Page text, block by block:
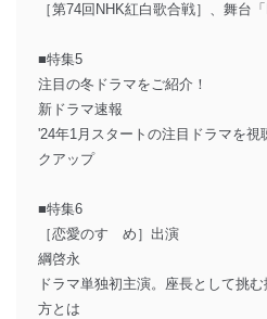
［第74回NHK紅白歌合戦］、舞台
■特集5
注目の冬ドラマをご紹介！
新ドラマ速報
'24年1月スタートの注目ドラマを視
クアップ
■特集6
［恋愛のすゝめ］出演
綱啓永
ドラマ単独初主演。座長として挑
方とは